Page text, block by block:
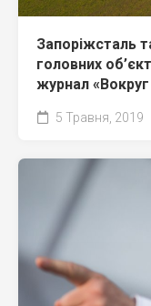
Запоріжсталь
головних
журнал
5 Травня, 2019